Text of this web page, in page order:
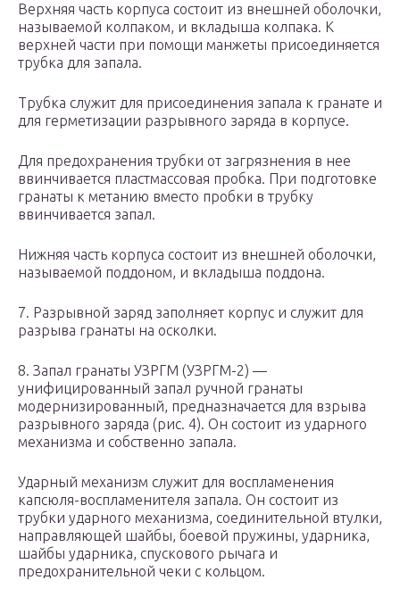
Верхняя часть корпуса состоит из внешней оболочки,
называемой колпаком, и вкладыша колпака. К
верхней части при помощи манжеты присоединяется
трубка для запала.
Трубка служит для присоединения запала к гранате и
для герметизации разрывного заряда в корпусе.
Для предохранения трубки от загрязнения в нее
ввинчивается пластмассовая пробка. При подготовке
гранаты к метанию вместо пробки в трубку
ввинчивается запал.
Нижняя часть корпуса состоит из внешней оболочки,
называемой поддоном, и вкладыша поддона.
7. Разрывной заряд заполняет корпус и служит для
разрыва гранаты на осколки.
8. Запал гранаты УЗРГМ (УЗРГМ-2) —
унифицированный запал ручной гранаты
модернизированный, предназначается для взрыва
разрывного заряда (рис. 4). Он состоит из ударного
механизма и собственно запала.
Ударный механизм служит для воспламене­ния
капсюля-воспламенителя запала. Он состоит из
трубки ударного механизма, соединительной втулки,
направляющей шайбы, боевой пружины, ударника,
шайбы ударника, спускового рычага и
предохранительной чеки с кольцом.